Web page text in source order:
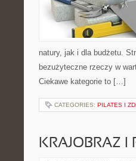
natury, jak i dla budżetu.
bezużyteczne rzeczy w
Ciekawe kategorie to […]
CATEGORIES: PILATES I
KRAJOBRAZ I